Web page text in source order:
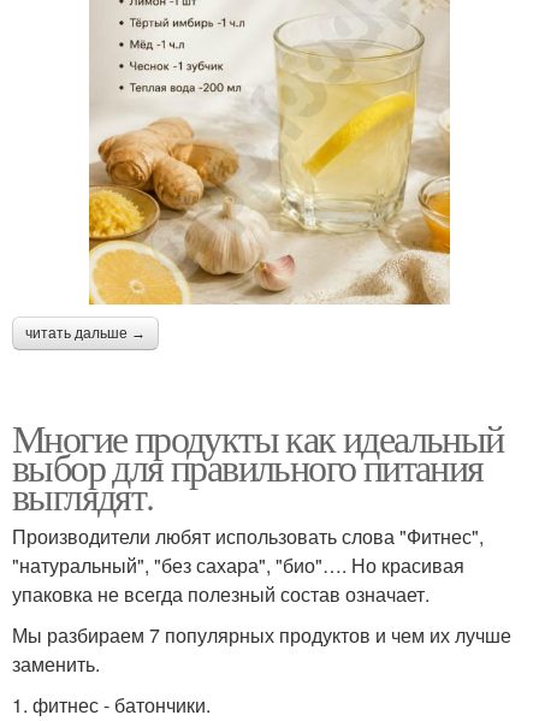
читать дальше →
Многие продукты как идеальный
выбор для правильного питания
выглядят.
Производители любят использовать слова "Фитнес",
"натуральный", "без сахара", "био"…. Но красивая
упаковка не всегда полезный состав означает.
Мы разбираем 7 популярных продуктов и чем их лучше
заменить.
1. фитнес - батончики.